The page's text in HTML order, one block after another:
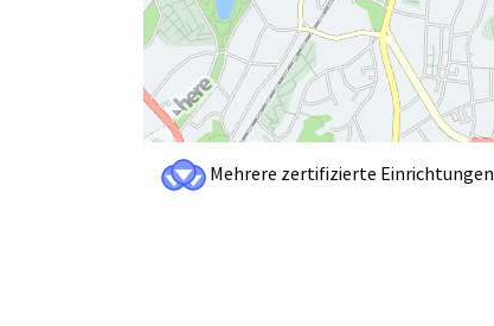
Mehrere zertifizierte Einrichtungen